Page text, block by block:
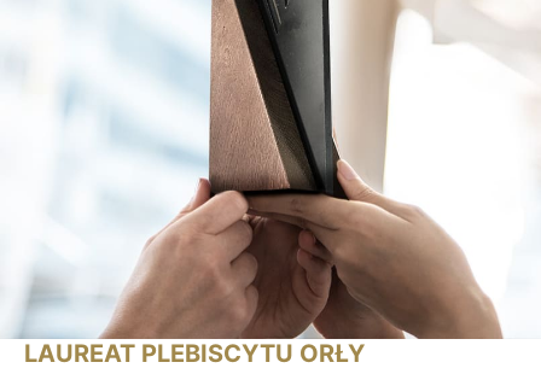
LAUREAT PLEBISCYTU ORŁY